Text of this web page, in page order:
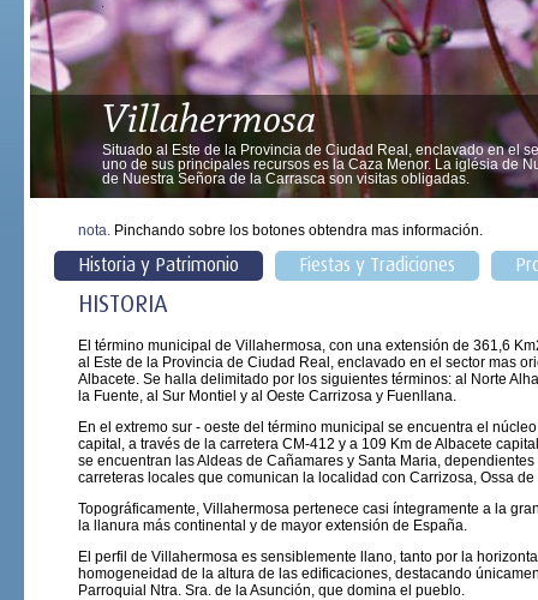
Villahermosa
Situado al Este de la Provincia de Ciudad Real, enclavado en el
uno de sus principales recursos es la Caza Menor. La iglésia de
de Nuestra Señora de la Carrasca son visitas obligadas.
nota. Pinchando sobre los botones obtendra mas información.
Historia y Patrimonio Fiestas y Tradiciones
HISTORIA
El término municipal de Villahermosa, con una extensión de 361,6
al Este de la Provincia de Ciudad Real, enclavado en el sector mas
Albacete. Se halla delimitado por los siguientes términos: al Norte
la Fuente, al Sur Montiel y al Oeste Carrizosa y Fuenllana.
En el extremo sur - oeste del término municipal se encuentra el
capital, a través de la carretera CM-412 y a 109 Km de Albacete
se encuentran las Aldeas de Cañamares y Santa Maria,
carreteras locales que comunican la localidad con Carrizosa, Ossa
Topográficamente, Villahermosa pertenece casi íntegramente a la
la llanura más continental y de mayor extensión de España.
El perfil de Villahermosa es sensiblemente llano, tanto por la
homogeneidad de la altura de las edificaciones, destacando
Parroquial Ntra. Sra. de la Asunción, que domina el pueblo.